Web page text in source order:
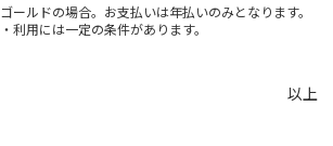
ールドの場合。お支払いは年払いのみとなります。
利用には一定の条件があります。
以上